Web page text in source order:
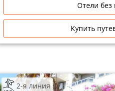
Отели без
Купить
2-я линия